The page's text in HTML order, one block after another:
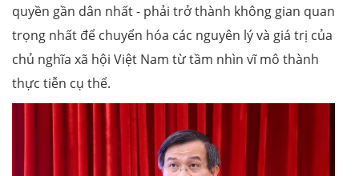
quyền gần dân nhất - phải trở thành không gian quan
trọng nhất để chuyển hóa các nguyên lý và giá trị của
chủ nghĩa xã hội Việt Nam từ tầm nhìn vĩ mô thành
thực tiễn cụ thể.